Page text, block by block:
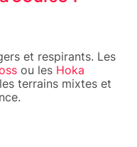
et respirants. Les
ou les Hoka
terrains mixtes et